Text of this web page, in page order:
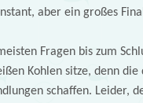
aber ein großes
Fragen bis zum
Kohlen sitze, denn
schaffen. Leider,